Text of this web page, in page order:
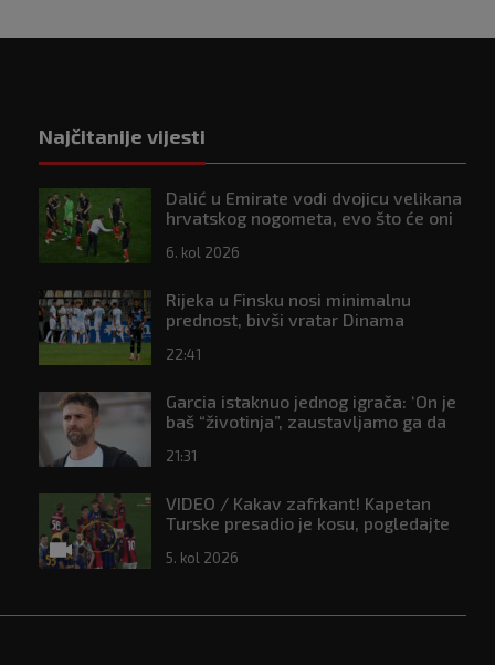
Najčitanije vijesti
Dalić u Emirate vodi dvojicu velikana
hrvatskog nogometa, evo što će oni
6. kol 2026
Rijeka u Finsku nosi minimalnu
prednost, bivši vratar Dinama
22:41
Garcia istaknuo jednog igrača: ‘On je
baš “životinja”, zaustavljamo ga da
21:31
VIDEO / Kakav zafrkant! Kapetan
Turske presadio je kosu, pogledajte
5. kol 2026